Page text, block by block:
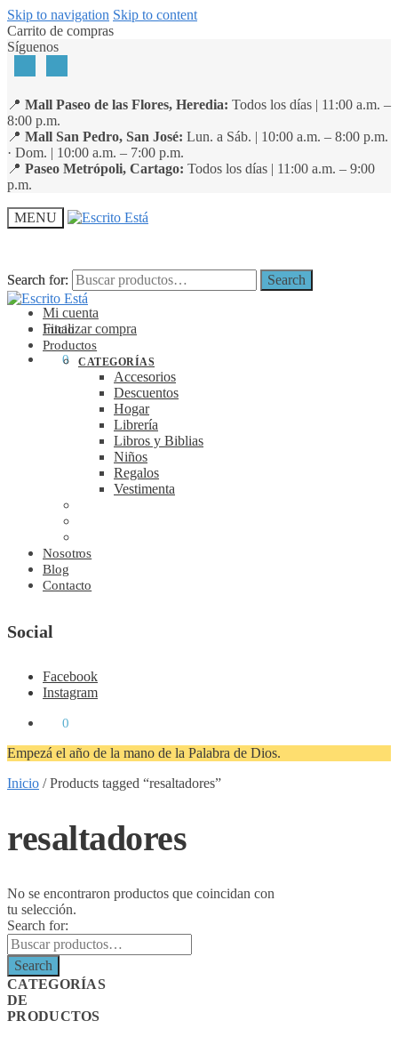
Skip to navigation Skip to content
Carrito de compras
Síguenos
📍 Mall Paseo de las Flores, Heredia: Todos los días | 11:00 a.m. –
8:00 p.m.
📍 Mall San Pedro, San José: Lun. a Sáb. | 10:00 a.m. – 8:00 p.m.
· Dom. | 10:00 a.m. – 7:00 p.m.
📍 Paseo Metrópoli, Cartago: Todos los días | 11:00 a.m. – 9:00
p.m.
MENU
Search for: Search
Mi cuenta
Finalizar compra
0
Search for: Search
Inicio
Productos
CATEGORÍAS
Accesorios
Descuentos
Hogar
Librería
Libros y Biblias
Niños
Regalos
Vestimenta
Nosotros
Blog
Contacto
Social
Facebook
Instagram
0
Empezá el año de la mano de la Palabra de Dios.
Inicio /Products tagged “resaltadores”
resaltadores
No se encontraron productos que coincidan con
tu selección.
Search for:
Search
CATEGORÍAS
DE
PRODUCTOS